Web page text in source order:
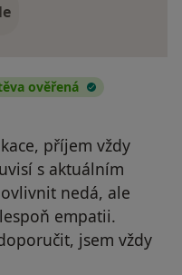
ověřená
příjem vždy
s aktuálním
nedá, ale
empatii.
jsem vždy